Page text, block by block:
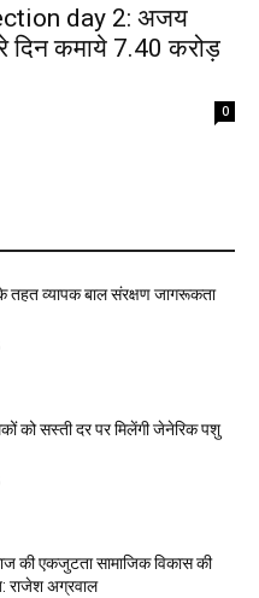
day 2: अजय
दिन कमाये 7.40 करोड़
0
तहत व्यापक बाल संरक्षण जागरूकता
को सस्ती दर पर मिलेंगी जेनेरिक पशु
की एकजुटता सामाजिक विकास की
राजेश अग्रवाल